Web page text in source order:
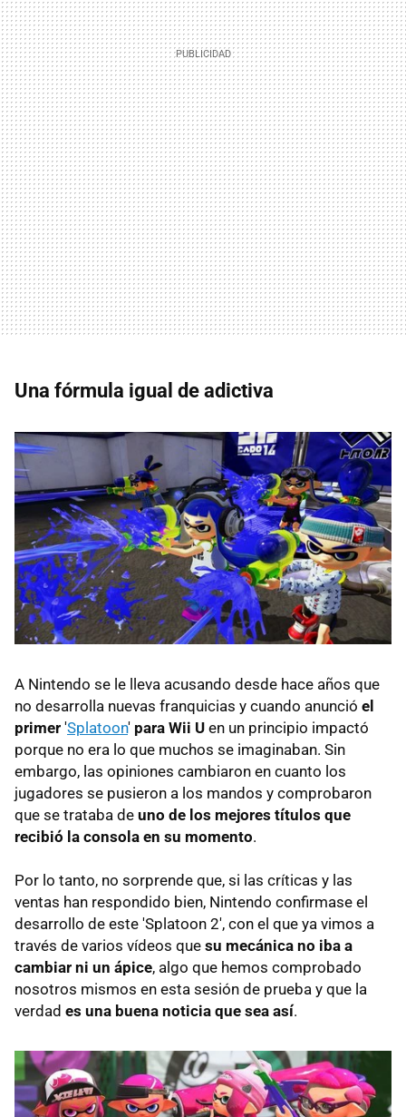
Una fórmula igual de adictiva
A Nintendo se le lleva acusando desde hace años que
no desarrolla nuevas franquicias y cuando anunció el
primer 'Splatoon' para Wii U en un principio impactó
porque no era lo que muchos se imaginaban. Sin
embargo, las opiniones cambiaron en cuanto los
jugadores se pusieron a los mandos y comprobaron
que se trataba de uno de los mejores títulos que
recibió la consola en su momento.
Por lo tanto, no sorprende que, si las críticas y las
ventas han respondido bien, Nintendo confirmase el
desarrollo de este 'Splatoon 2', con el que ya vimos a
través de varios vídeos que su mecánica no iba a
cambiar ni un ápice, algo que hemos comprobado
nosotros mismos en esta sesión de prueba y que la
verdad es una buena noticia que sea así.